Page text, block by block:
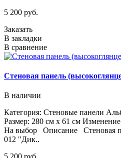
5 200 руб.
Заказать
В закладки
В сравнение
Стеновая панель
В наличии
Категория: Стеновые панели
Размер: 280 см х 61 см
На выбор Описание Стеновая
012 "Дик..
5 200 руб.